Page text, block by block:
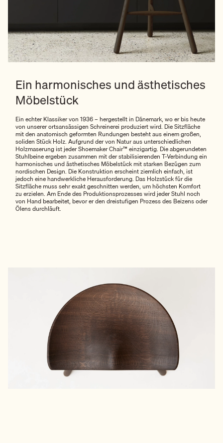
Ein harmonisches und ästhetisches
Möbelstück
Ein echter Klassiker von 1936 – hergestellt in Dänemark, wo er bis heute
von unserer ortsansässigen Schreinerei produziert wird. Die Sitzfläche
mit den anatomisch geformten Rundungen besteht aus einem großen,
soliden Stück Holz. Aufgrund der von Natur aus unterschiedlichen
Holzmaserung ist jeder Shoemaker Chair™ einzigartig. Die abgerundeten
Stuhlbeine ergeben zusammen mit der stabilisierenden T-Verbindung ein
harmonisches und ästhetisches Möbelstück mit starken Bezügen zum
nordischen Design. Die Konstruktion erscheint ziemlich einfach, ist
jedoch eine handwerkliche Herausforderung. Das Holzstück für die
Sitzfläche muss sehr exakt geschnitten werden, um höchsten Komfort
zu erzielen. Am Ende des Produktionsprozesses wird jeder Stuhl noch
von Hand bearbeitet, bevor er den dreistufigen Prozess des Beizens oder
Ölens durchläuft.